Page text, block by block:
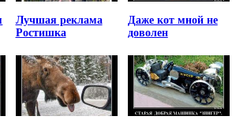
Лучшая реклама
Ростишка
Даже кот мной не
доволен